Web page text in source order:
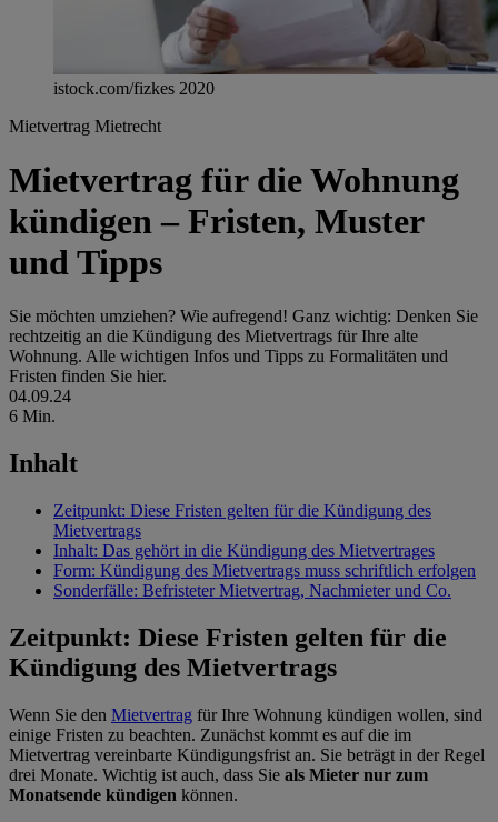
istock.com/fizkes 2020
Mietvertrag Mietrecht
Mietvertrag für die Wohnung
kündigen – Fristen, Muster
und Tipps
Sie möchten umziehen? Wie aufregend! Ganz wichtig: Denken Sie
rechtzeitig an die Kündigung des Mietvertrags für Ihre alte
Wohnung. Alle wichtigen Infos und Tipps zu Formalitäten und
Fristen finden Sie hier.
04.09.24
6 Min.
Inhalt
Zeitpunkt: Diese Fristen gelten für die Kündigung des
Mietvertrags
Inhalt: Das gehört in die Kündigung des Mietvertrages
Form: Kündigung des Mietvertrags muss schriftlich erfolgen
Sonderfälle: Befristeter Mietvertrag, Nachmieter und Co.
Zeitpunkt: Diese Fristen gelten für die
Kündigung des Mietvertrags
Wenn Sie den Mietvertrag für Ihre Wohnung kündigen wollen, sind
einige Fristen zu beachten. Zunächst kommt es auf die im
Mietvertrag vereinbarte Kündigungsfrist an. Sie beträgt in der Regel
drei Monate. Wichtig ist auch, dass Sie als Mieter nur zum
Monatsende kündigen können.